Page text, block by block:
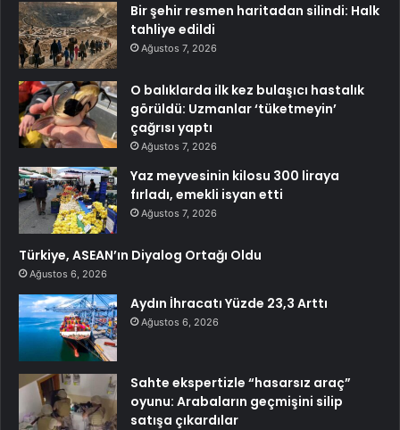
Bir şehir resmen haritadan silindi: Halk
tahliye edildi
Ağustos 7, 2026
O balıklarda ilk kez bulaşıcı hastalık
görüldü: Uzmanlar ‘tüketmeyin’
çağrısı yaptı
Ağustos 7, 2026
Yaz meyvesinin kilosu 300 liraya
fırladı, emekli isyan etti
Ağustos 7, 2026
Türkiye, ASEAN’ın Diyalog Ortağı Oldu
Ağustos 6, 2026
Aydın İhracatı Yüzde 23,3 Arttı
Ağustos 6, 2026
Sahte ekspertizle “hasarsız araç”
oyunu: Arabaların geçmişini silip
satışa çıkardılar